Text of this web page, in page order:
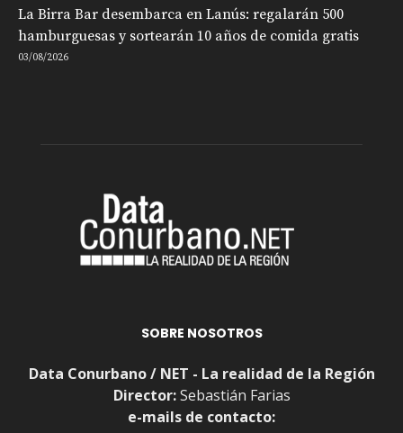
La Birra Bar desembarca en Lanús: regalarán 500
hamburguesas y sortearán 10 años de comida gratis
03/08/2026
SOBRE NOSOTROS
Data Conurbano / NET - La realidad de la Región
Director:Sebastián Farias
e-mails de contacto: